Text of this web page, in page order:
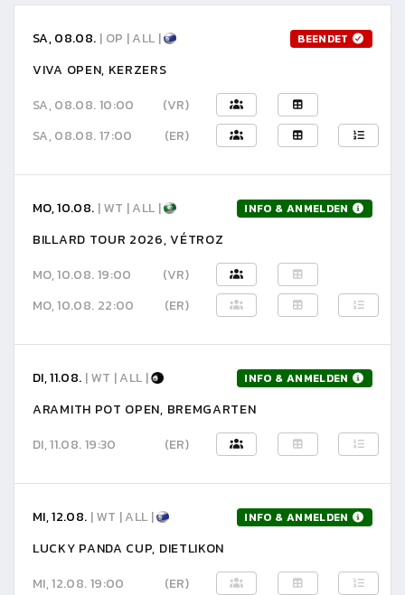
SA, 08.08. | OP | ALL | BEENDET
VIVA OPEN, KERZERS
SA, 08.08. 10:00
(VR)
SA, 08.08. 17:00
(ER)
MO, 10.08. | WT | ALL | INFO & ANMELDEN
BILLARD TOUR 2026, VÉTROZ
MO, 10.08. 19:00
(VR)
MO, 10.08. 22:00
(ER)
DI, 11.08. | WT | ALL | INFO & ANMELDEN
ARAMITH POT OPEN, BREMGARTEN
DI, 11.08. 19:30
(ER)
MI, 12.08. | WT | ALL | INFO & ANMELDEN
LUCKY PANDA CUP, DIETLIKON
MI, 12.08. 19:00
(ER)